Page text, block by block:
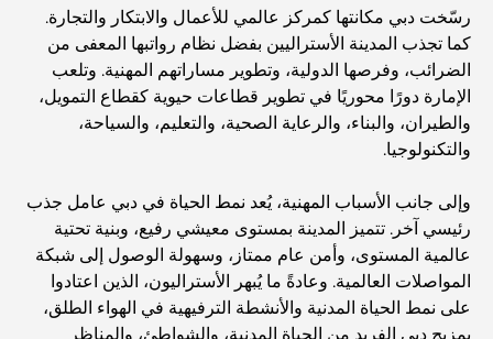
أفضل الهدايا الفاخرة للرجال: أفكار هدايا مميزة وخالدة
Best Hotels in Business Bay, Dubai: Your Ultimate
Guide
المدارس القريبة من نخلة جميرا: دليل شامل للعائلات
Dubai Vision 2040 - Green Living, Scenic Routes
and a Smarter Metro Network
رسّخت دبي مكانتها كمركز عالمي للأعمال والابتكار والتجارة.
كما تجذب المدينة الأستراليين بفضل نظام رواتبها المعفى من
الضرائب، وفرصها الدولية، وتطوير مساراتهم المهنية. وتلعب
الإمارة دورًا محوريًا في تطوير قطاعات حيوية كقطاع التمويل،
والطيران، والبناء، والرعاية الصحية، والتعليم، والسياحة،
والتكنولوجيا.
وإلى جانب الأسباب المهنية، يُعد نمط الحياة في دبي عامل جذب
رئيسي آخر. تتميز المدينة بمستوى معيشي رفيع، وبنية تحتية
عالمية المستوى، وأمن عام ممتاز، وسهولة الوصول إلى شبكة
المواصلات العالمية. وعادةً ما يُبهر الأستراليون، الذين اعتادوا
على نمط الحياة المدنية والأنشطة الترفيهية في الهواء الطلق،
بمزيج دبي الفريد من الحياة المدنية، والشواطئ، والمناظر